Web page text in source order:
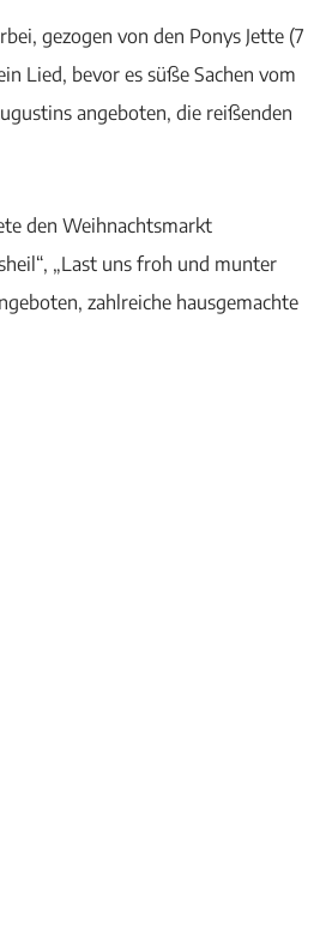
gezogen von den Ponys Jette (7
Lied, bevor es süße Sachen vom
angeboten, die reißenden
den Weihnachtsmarkt
„Last uns froh und munter
zahlreiche hausgemachte